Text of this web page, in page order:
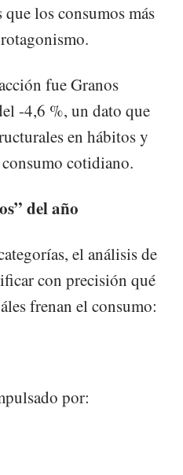
los consumos más
fue Granos
-4,6 %, un dato que
en hábitos y
cotidiano.
del año
el análisis de
con precisión qué
frenan el consumo:
por: